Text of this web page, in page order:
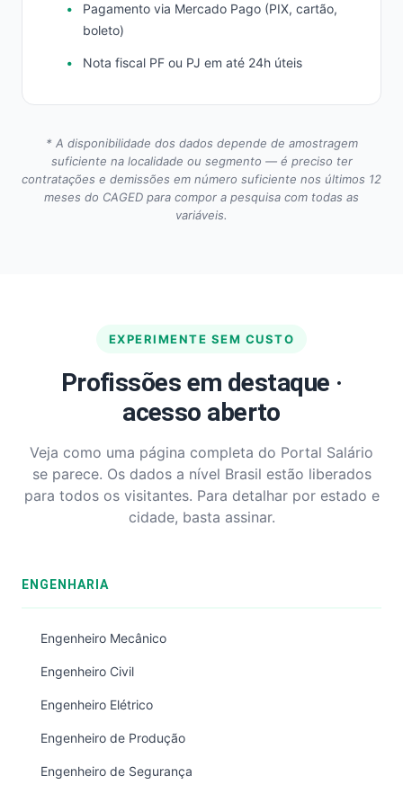
Pagamento via Mercado Pago (PIX, cartão,
boleto)
Nota fiscal PF ou PJ em até 24h úteis
* A disponibilidade dos dados depende de amostragem
suficiente na localidade ou segmento — é preciso ter
contratações e demissões em número suficiente nos últimos 12
meses do CAGED para compor a pesquisa com todas as
variáveis.
EXPERIMENTE SEM CUSTO
Profissões em destaque ·
acesso aberto
Veja como uma página completa do Portal Salário
se parece. Os dados a nível Brasil estão liberados
para todos os visitantes. Para detalhar por estado e
cidade, basta assinar.
ENGENHARIA
Engenheiro Mecânico
Engenheiro Civil
Engenheiro Elétrico
Engenheiro de Produção
Engenheiro de Segurança